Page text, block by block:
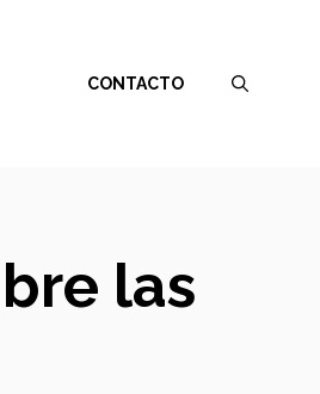
CONTACTO
las